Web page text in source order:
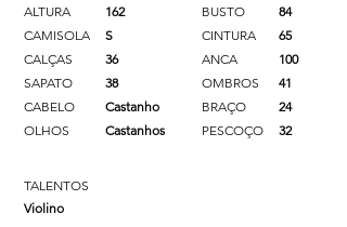
ALTURA
162
CAMISOLA
S
CALÇAS
36
SAPATO
38
CABELO
Castanho
OLHOS
Castanhos
BUSTO
84
CINTURA
65
ANCA
100
OMBROS
41
BRAÇO
24
PESCOÇO
32
TALENTOS
Violino